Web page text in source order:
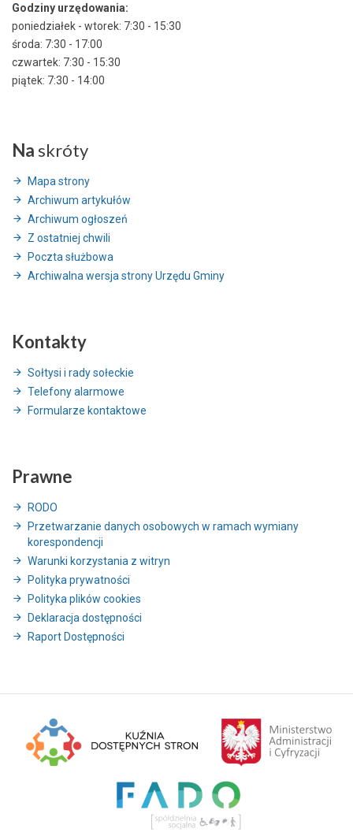
Godziny urzędowania:
poniedziałek - wtorek: 7:30 - 15:30
środa: 7:30 - 17:00
czwartek: 7:30 - 15:30
piątek: 7:30 - 14:00
Na skróty
Mapa strony
Archiwum artykułów
Archiwum ogłoszeń
Z ostatniej chwili
Poczta służbowa
Archiwalna wersja strony Urzędu Gminy
Kontakty
Sołtysi i rady sołeckie
Telefony alarmowe
Formularze kontaktowe
Prawne
RODO
Przetwarzanie danych osobowych w ramach wymiany
korespondencji
Warunki korzystania z witryn
Polityka prywatności
Polityka plików cookies
Deklaracja dostępności
Raport Dostępności